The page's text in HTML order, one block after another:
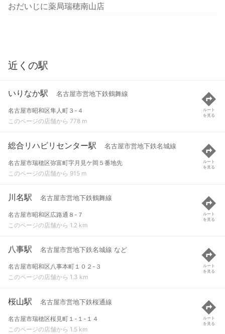
おだいじに薬局瑞穂南山店
近くの駅
いりなか駅 名古屋市営地下鉄鶴舞線
名古屋市昭和区隼人町３-４
このページの店舗から 778 m
ルート
を見る
総合リハビリセンター駅 名古屋市営地下鉄名城線
名古屋市瑞穂区弥富町字月見ケ岡５番地先
このページの店舗から 915 m
ルート
を見る
川名駅 名古屋市営地下鉄鶴舞線
名古屋市昭和区広路通８-７
このページの店舗から 1.2 km
ルート
を見る
八事駅 名古屋市営地下鉄名城線 など
名古屋市昭和区八事本町１０２-３
このページの店舗から 1.3 km
ルート
を見る
桜山駅 名古屋市営地下鉄桜通線
名古屋市瑞穂区桜見町１-１-１４
このページの店舗から 1.5 km
ルート
を見る